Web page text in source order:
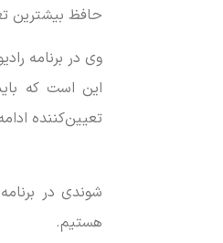
حافظ بیشترین
وی در برنامه
این است که
تعیین‌کننده
شوندی در
هستیم.